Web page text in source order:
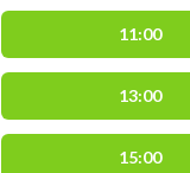
11:00
13:00
15:00